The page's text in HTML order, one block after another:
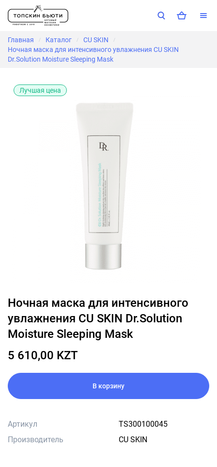
Главная / Каталог / CU SKIN /
Ночная маска для интенсивного увлажнения CU SKIN
Dr.Solution Moisture Sleeping Mask
Лучшая цена
Ночная маска для интенсивного
увлажнения CU SKIN Dr.Solution
Moisture Sleeping Mask
5 610,00 KZT
В корзину
Артикул
TS300100045
Производитель
CU SKIN